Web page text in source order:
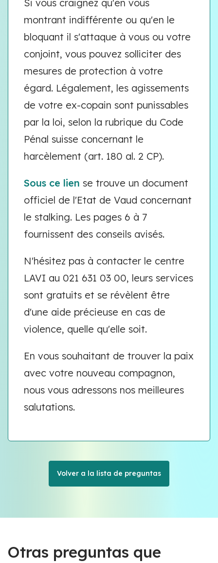
Si vous craignez qu'en vous
montrant indifférente ou qu'en le
bloquant il s'attaque à vous ou votre
conjoint, vous pouvez solliciter des
mesures de protection à votre
égard. Légalement, les agissements
de votre ex-copain sont punissables
par la loi, selon la rubrique du Code
Pénal suisse concernant le
harcèlement (art. 180 al. 2 CP).
Sous ce lien se trouve un document
officiel de l'Etat de Vaud concernant
le stalking. Les pages 6 à 7
fournissent des conseils avisés.
N'hésitez pas à contacter le centre
LAVI au 021 631 03 00, leurs services
sont gratuits et se révèlent être
d'une aide précieuse en cas de
violence, quelle qu'elle soit.
En vous souhaitant de trouver la paix
avec votre nouveau compagnon,
nous vous adressons nos meilleures
salutations.
Volver a la lista de preguntas
Otras preguntas que